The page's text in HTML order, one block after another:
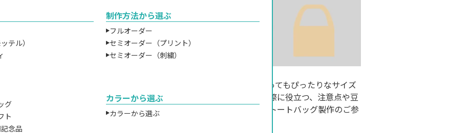
テル）
グ
ト
念品
制作方法から選ぶ
フルオーダー
セミオーダー（プリント）
セミオーダー（刺繍）
カラーから選ぶ
カラーから選ぶ
グと一言で言っても、形状やサイズは様々です。使用シーンや用途によってもぴったりなサイズ
なります。こちらのページでは、トートバッグ製作でサイズ選びをする際に役立つ、注意点や豆
めています。バッグの形状やサイズの特徴を捉えた、理想のオリジナルトートバッグ製作のご参
ださい！